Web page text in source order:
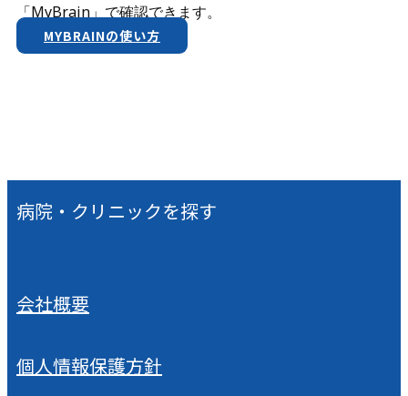
「MyBrain」で確認できます。
MYBRAINの使い方
病院・クリニックを探す
会社概要
個人情報保護方針